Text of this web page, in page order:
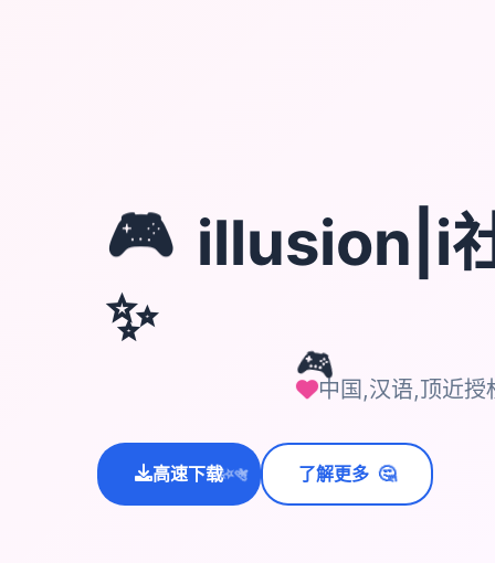
🎮
🎮 illusion|i
✨
中国,汉语,顶近授
高速下载
✨⭐💫 了解更多 🤔